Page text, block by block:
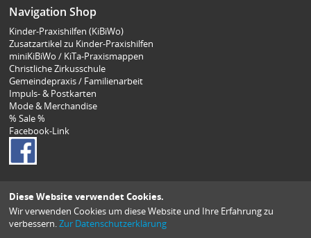
Navigation Shop
Kinder-Praxishilfen (KiBiWo)
Zusatzartikel zu Kinder-Praxishilfen
miniKiBiWo / KiTa-Praxismappen
Christliche Zirkusschule
Gemeindepraxis / Familienarbeit
Impuls- & Postkarten
Mode & Merchandise
% Sale %
Facebook-Link
Diese Website verwendet Cookies.
Wir verwenden Cookies um diese Website und Ihre Erfahrung zu
verbessern.Zur Datenschutzerklärung